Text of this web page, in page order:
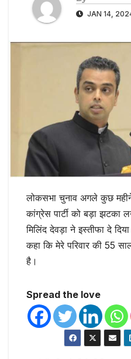
JAN 14,
लोकसभा चुनाव अगले कुछ
कांग्रेस पार्टी को बड़ा
मिलिंद देवड़ा ने इस्तीफा दे
कहा कि मेरे परिवार की 55
है।
Spread the love